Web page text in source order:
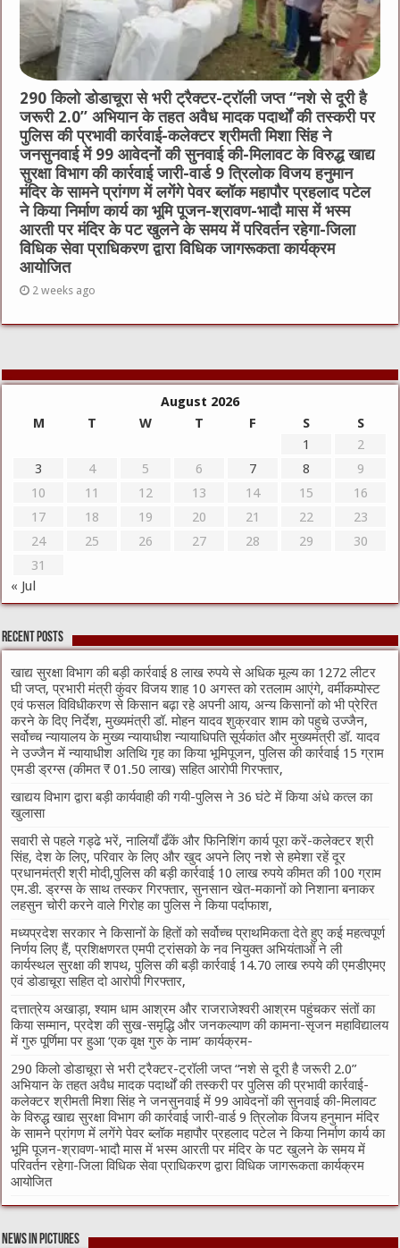
290 किलो डोडाचूरा से भरी ट्रैक्टर-ट्रॉली जप्त “नशे से दूरी है
जरूरी 2.0” अभियान के तहत अवैध मादक पदार्थों की तस्करी पर
पुलिस की प्रभावी कार्रवाई-कलेक्टर श्रीमती मिशा सिंह ने
जनसुनवाई में 99 आवेदनों की सुनवाई की-मिलावट के विरुद्ध खाद्य
सुरक्षा विभाग की कार्रवाई जारी-वार्ड 9 त्रिलोक विजय हनुमान
मंदिर के सामने प्रांगण में लगेंगे पेवर ब्लॉक महापौर प्रहलाद पटेल
ने किया निर्माण कार्य का भूमि पूजन-श्रावण-भादौ मास में भस्म
आरती पर मंदिर के पट खुलने के समय में परिवर्तन रहेगा-जिला
विधिक सेवा प्राधिकरण द्वारा विधिक जागरूकता कार्यक्रम
आयोजित
2 weeks ago
August 2026
M
T W T F S
S
1
2
3
4 5 6 7 8
9
10
11 12 13 14 15
16
17
18 19 20 21 22
23
24
25 26 27 28 29
30
31
« Jul
Recent Posts
खाद्य सुरक्षा विभाग की बड़ी कार्रवाई 8 लाख रुपये से अधिक मूल्य का 1272 लीटर
घी जप्त, प्रभारी मंत्री कुंवर विजय शाह 10 अगस्त को रतलाम आएंगे, वर्मीकम्पोस्ट
एवं फसल विविधीकरण से किसान बढ़ा रहे अपनी आय, अन्य किसानों को भी प्रेरित
करने के दिए निर्देश, मुख्यमंत्री डॉ. मोहन यादव शुक्रवार शाम को पहुचे उज्जैन,
सर्वोच्च न्यायालय के मुख्‍य न्‍यायाधीश न्यायाधिपति सूर्यकांत और मुख्यमंत्री डॉ. यादव
ने उज्जैन में न्यायाधीश अतिथि गृह का किया भूमिपूजन, पुलिस की कार्रवाई 15 ग्राम
एमडी ड्रग्स (कीमत ₹ 01.50 लाख) सहित आरोपी गिरफ्तार,
खाद्यय विभाग द्वारा बड़ी कार्यवाही की गयी-पुलिस ने 36 घंटे में किया अंधे कत्ल का
खुलासा
सवारी से पहले गड्ढे भरें, नालियाँ ढँकें और फिनिशिंग कार्य पूरा करें-कलेक्टर श्री
सिंह, देश के लिए, परिवार के लिए और खुद अपने लिए नशे से हमेशा रहें दूर
प्रधानमंत्री श्री मोदी,पुलिस की बड़ी कार्रवाई 10 लाख रुपये कीमत की 100 ग्राम
एम.डी. ड्रग्स के साथ तस्कर गिरफ्तार, सुनसान खेत-मकानों को निशाना बनाकर
लहसुन चोरी करने वाले गिरोह का पुलिस ने किया पर्दाफाश,
मध्यप्रदेश सरकार ने किसानों के हितों को सर्वोच्च प्राथमिकता देते हुए कई महत्वपूर्ण
निर्णय लिए हैं, प्रशिक्षणरत एमपी ट्रांसको के नव नियुक्त अभियंताओं ने ली
कार्यस्थल सुरक्षा की शपथ, पुलिस की बड़ी कार्रवाई 14.70 लाख रुपये की एमडीएमए
एवं डोडाचूरा सहित दो आरोपी गिरफ्तार,
दत्तात्रेय अखाड़ा, श्याम धाम आश्रम और राजराजेश्वरी आश्रम पहुंचकर संतों का
किया सम्मान, प्रदेश की सुख-समृद्धि और जनकल्याण की कामना-सृजन महाविद्यालय
में गुरु पूर्णिमा पर हुआ ‘एक वृक्ष गुरु के नाम’ कार्यक्रम-
290 किलो डोडाचूरा से भरी ट्रैक्टर-ट्रॉली जप्त “नशे से दूरी है जरूरी 2.0”
अभियान के तहत अवैध मादक पदार्थों की तस्करी पर पुलिस की प्रभावी कार्रवाई-
कलेक्टर श्रीमती मिशा सिंह ने जनसुनवाई में 99 आवेदनों की सुनवाई की-मिलावट
के विरुद्ध खाद्य सुरक्षा विभाग की कार्रवाई जारी-वार्ड 9 त्रिलोक विजय हनुमान मंदिर
के सामने प्रांगण में लगेंगे पेवर ब्लॉक महापौर प्रहलाद पटेल ने किया निर्माण कार्य का
भूमि पूजन-श्रावण-भादौ मास में भस्म आरती पर मंदिर के पट खुलने के समय में
परिवर्तन रहेगा-जिला विधिक सेवा प्राधिकरण द्वारा विधिक जागरूकता कार्यक्रम
आयोजित
News in Pictures